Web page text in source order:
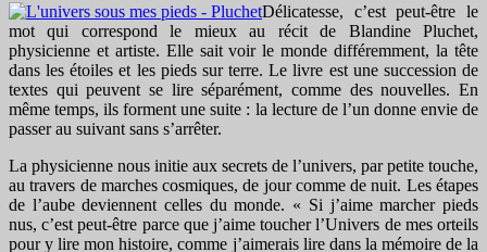
Délicatesse, c’est peut-être le
mot qui correspond le mieux au récit de Blandine Pluchet,
physicienne et artiste. Elle sait voir le monde différemment, la tête
dans les étoiles et les pieds sur terre. Le livre est une succession de
textes qui peuvent se lire séparément, comme des nouvelles. En
même temps, ils forment une suite : la lecture de l’un donne envie de
passer au suivant sans s’arrêter.
La physicienne nous initie aux secrets de l’univers, par petite touche,
au travers de marches cosmiques, de jour comme de nuit. Les étapes
de l’aube deviennent celles du monde. « Si j’aime marcher pieds
nus, c’est peut-être parce que j’aime toucher l’Univers de mes orteils
pour y lire mon histoire, comme j’aimerais lire dans la mémoire de la